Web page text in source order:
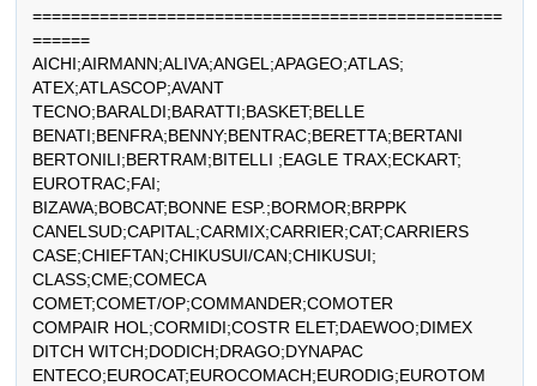
=================================================
======
AICHI;AIRMANN;ALIVA;ANGEL;APAGEO;ATLAS;
ATEX;ATLASCOP;AVANT
TECNO;BARALDI;BARATTI;BASKET;BELLE
BENATI;BENFRA;BENNY;BENTRAC;BERETTA;BERTANI
BERTONILI;BERTRAM;BITELLI ;EAGLE TRAX;ECKART;
EUROTRAC;FAI;
BIZAWA;BOBCAT;BONNE ESP.;BORMOR;BRPPK
CANELSUD;CAPITAL;CARMIX;CARRIER;CAT;CARRIERS
CASE;CHIEFTAN;CHIKUSUI/CAN;CHIKUSUI;
CLASS;CME;COMECA
COMET;COMET/OP;COMMANDER;COMOTER
COMPAIR HOL;CORMIDI;COSTR ELET;DAEWOO;DIMEX
DITCH WITCH;DODICH;DRAGO;DYNAPAC
ENTECO;EUROCAT;EUROCOMACH;EURODIG;EUROTOM